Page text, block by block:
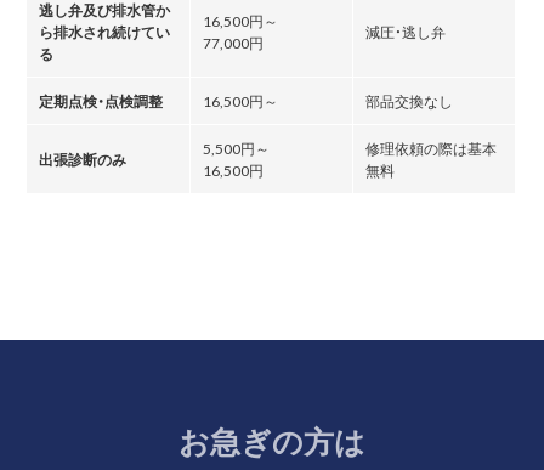
逃し弁及び排水管か
ら排水され続けてい
る
16,500円～
77,000円
減圧・逃し弁
定期点検・点検調整 16,500円～ 部品交換なし
出張診断のみ
5,500円～
16,500円
修理依頼の際は基本
無料
お急ぎの方は